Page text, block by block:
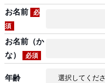
お名前
必
須
お名前（か
な）
必須
年齢